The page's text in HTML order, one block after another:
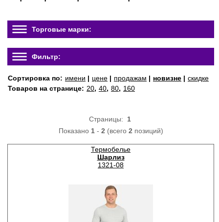
Торговые марки:
Фильтр:
Сортировка по: имени | цене | продажам | новизне | скидке
Товаров на странице: 20, 40, 80, 160
Страницы: 1
Показано 1- 2 (всего 2 позиций)
Термобелье
Шарлиз
1321-08